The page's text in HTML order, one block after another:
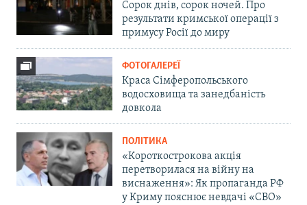
Сорок днів, сорок ночей. Про
результати кримської операції з
примусу Росії до миру
ФОТОГАЛЕРЕЇ
Краса Сімферопольського
водосховища та занедбаність
довкола
ПОЛІТИКА
«Короткострокова акція
перетворилася на війну на
виснаження»: Як пропаганда РФ
у Криму пояснює невдачі «СВО»